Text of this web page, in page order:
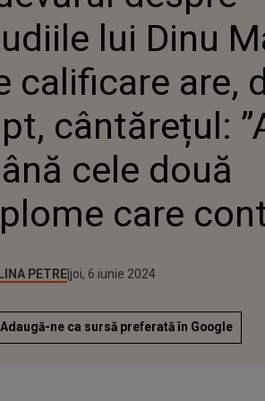
ARE, DE
MÂNĂ
lui Dinu
calificare are,
cântărețul:
cele două
care
PETRE Publicat:
joi, 6 iunie 2024
Adaugă-ne ca sursă preferată în Google